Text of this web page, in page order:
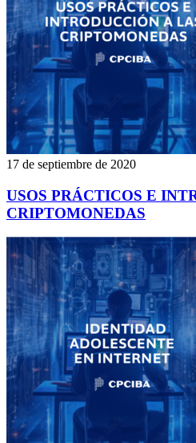
17 de septiembre de 2020
USOS PRÁCTICOS E
CRIPTOMONEDAS